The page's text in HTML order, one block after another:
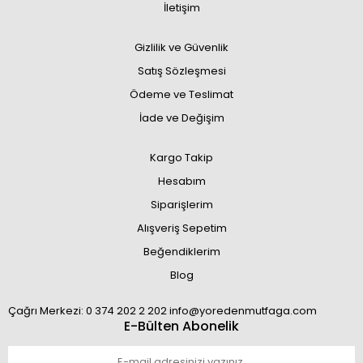
İletişim
Gizlilik ve Güvenlik
Satış Sözleşmesi
Ödeme ve Teslimat
İade ve Değişim
Kargo Takip
Hesabım
Siparişlerim
Alışveriş Sepetim
Beğendiklerim
Blog
Çağrı Merkezi: 0 374 202 2 202 info@yoredenmutfaga.com
E-Bülten Abonelik